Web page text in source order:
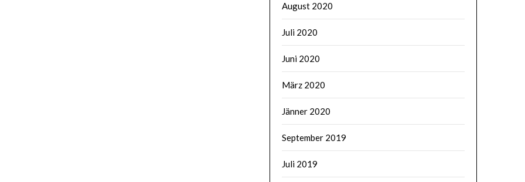
August 2020
Juli 2020
Juni 2020
März 2020
Jänner 2020
September 2019
Juli 2019